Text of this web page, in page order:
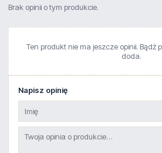
Brak opinii o tym produkcie.
Ten produkt nie ma jeszcze opinii. Bądź
doda.
Napisz opinię